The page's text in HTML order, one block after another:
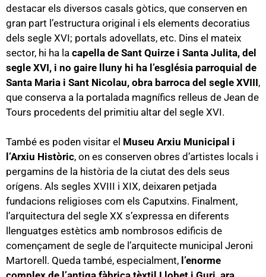
destacar els diversos casals gòtics, que conserven en
gran part l’estructura original i els elements decoratius
dels segle XVI; portals adovellats, etc. Dins el mateix
sector, hi ha la capella de Sant Quirze i Santa Julita, del
segle XVI, i no gaire lluny hi ha l’església parroquial de
Santa Maria i Sant Nicolau, obra barroca del segle XVIII,
que conserva a la portalada magnífics relleus de Jean de
Tours procedents del primitiu altar del segle XVI.
També es poden visitar el Museu Arxiu Municipal i
l’Arxiu Històric, on es conserven obres d’artistes locals i
pergamins de la història de la ciutat des dels seus
orígens. Als segles XVIII i XIX, deixaren petjada
fundacions religioses com els Caputxins. Finalment,
l’arquitectura del segle XX s’expressa en diferents
llenguatges estètics amb nombrosos edificis de
començament de segle de l’arquitecte municipal Jeroni
Martorell. Queda també, especialment, l’enorme